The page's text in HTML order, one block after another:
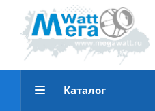
Каталог